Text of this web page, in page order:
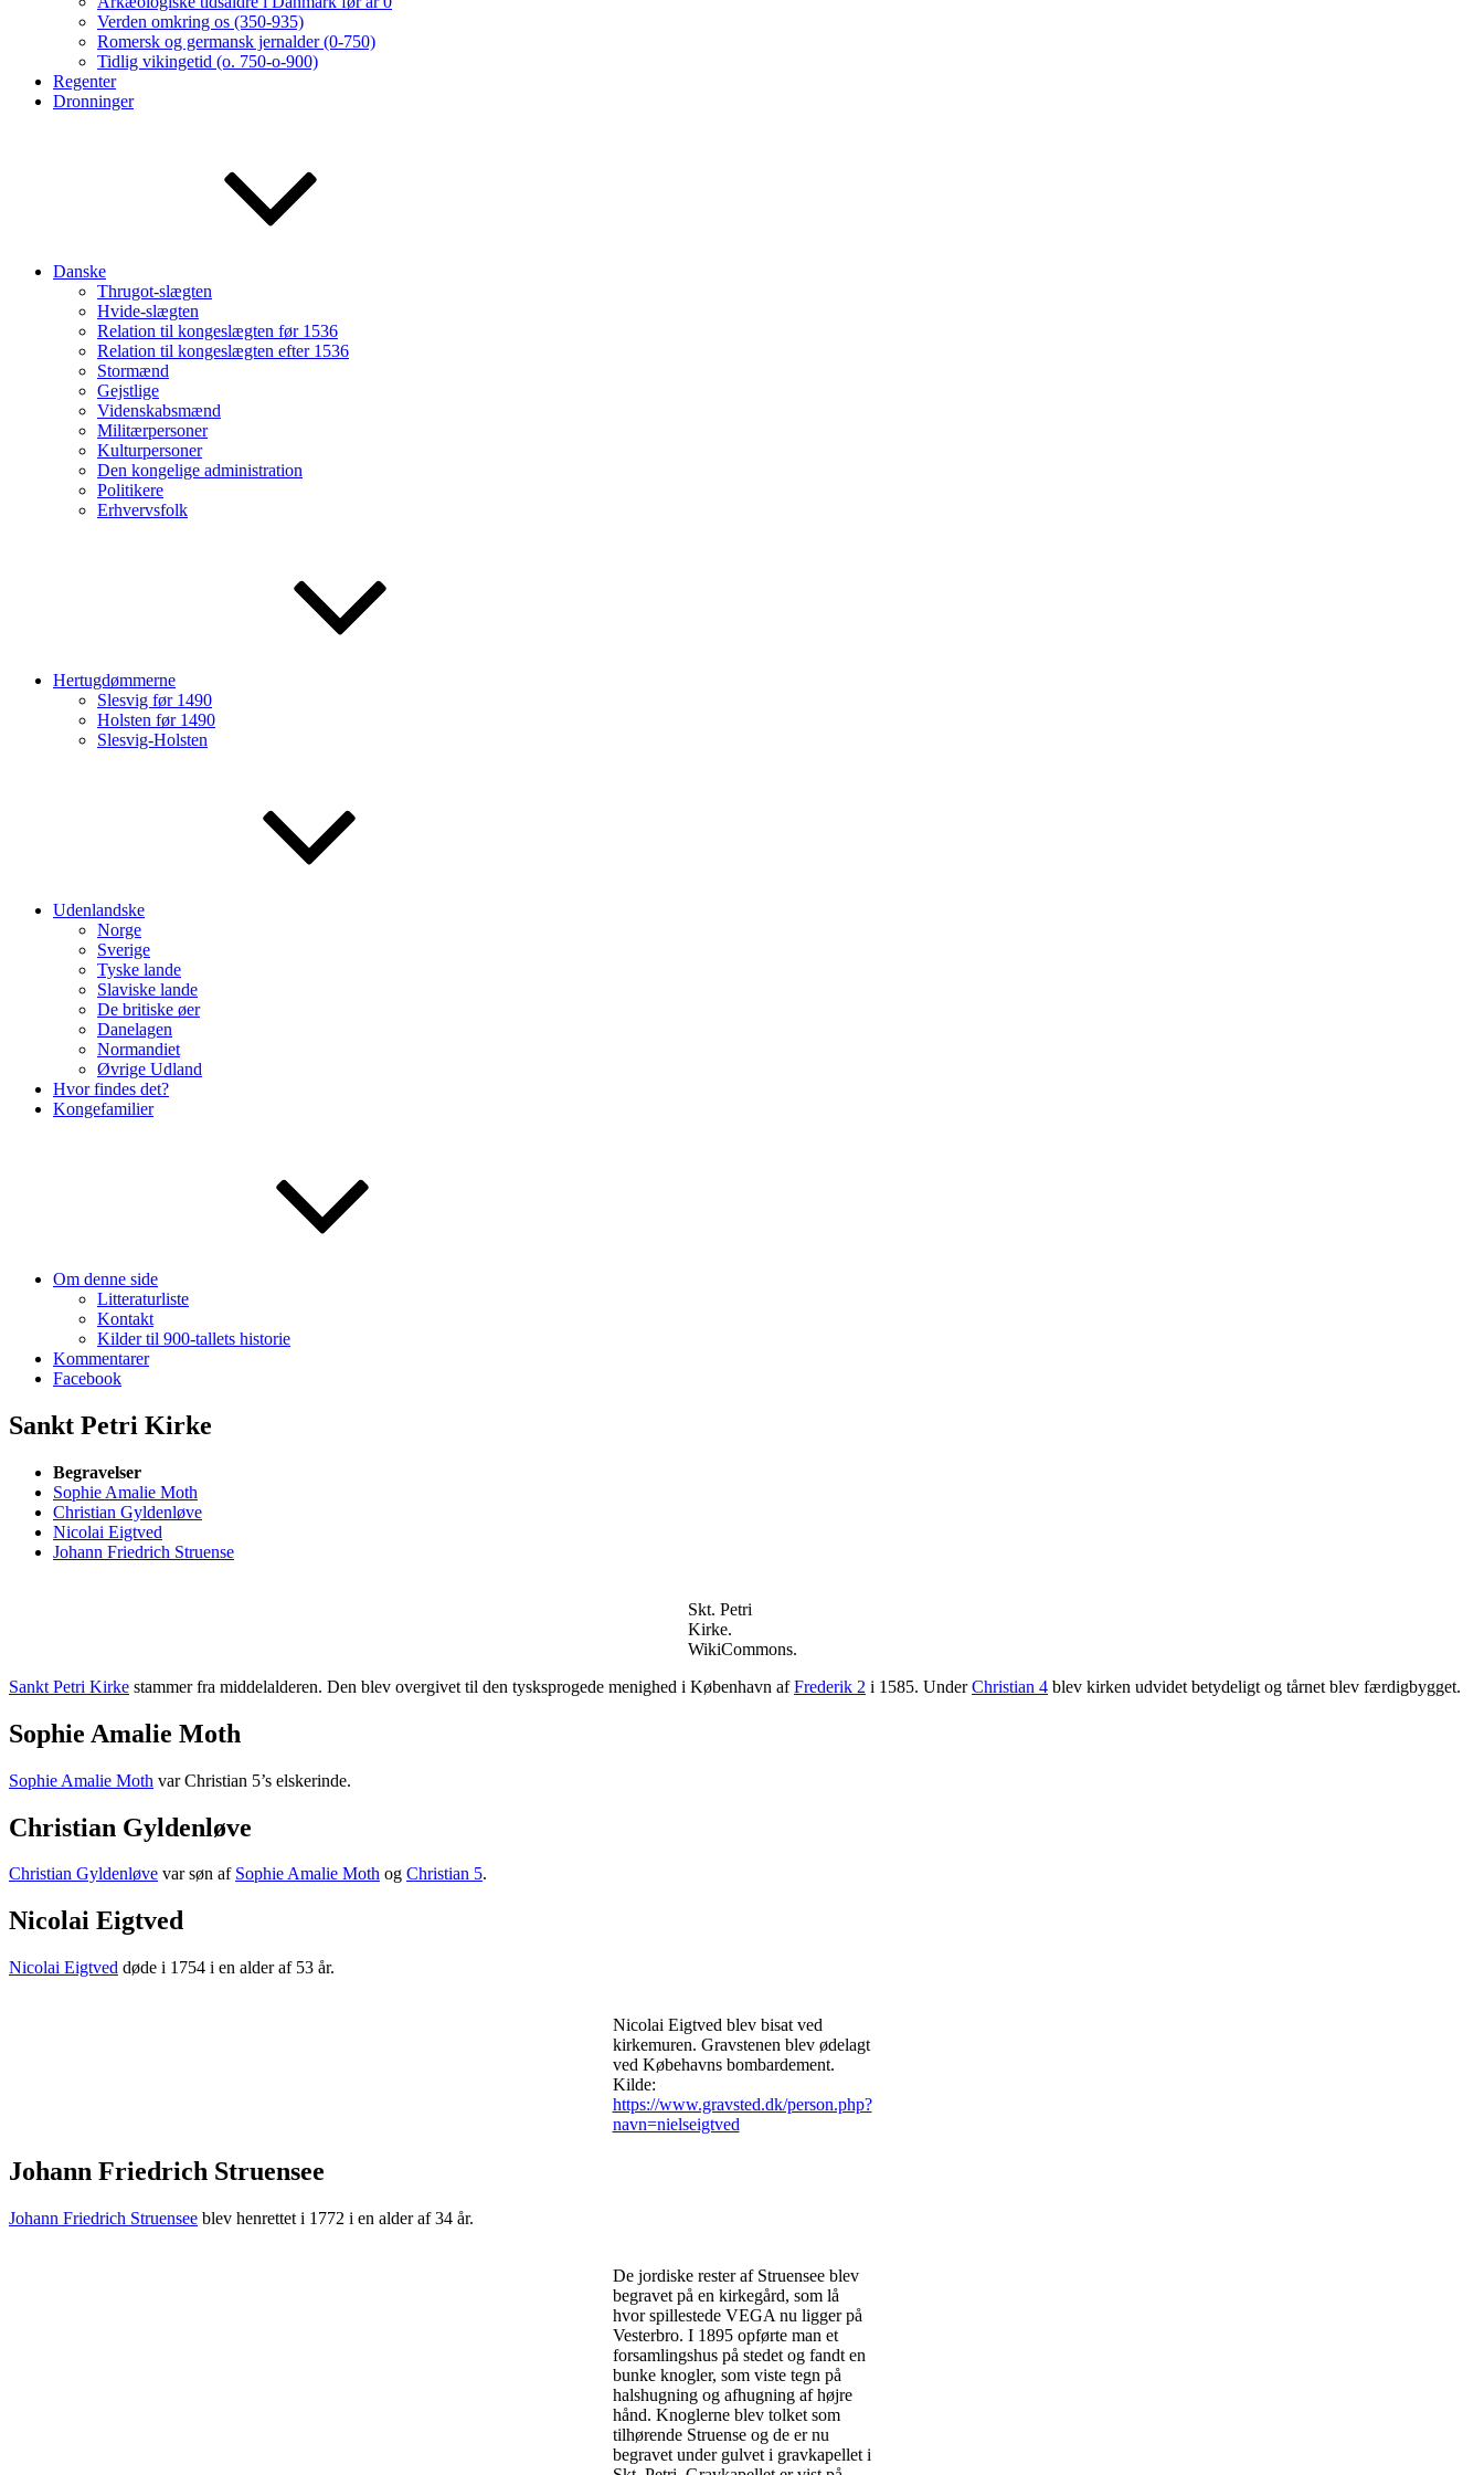
Verden omkring os (350-935)
Romersk og germansk jernalder (0-750)
Tidlig vikingetid (o. 750-o-900)
Regenter
Dronninger
Danske
Thrugot-slægten
Hvide-slægten
Relation til kongeslægten før 1536
Relation til kongeslægten efter 1536
Stormænd
Gejstlige
Videnskabsmænd
Militærpersoner
Kulturpersoner
Den kongelige administration
Politikere
Erhvervsfolk
Hertugdømmerne
Slesvig før 1490
Holsten før 1490
Slesvig-Holsten
Udenlandske
Norge
Sverige
Tyske lande
Slaviske lande
De britiske øer
Danelagen
Normandiet
Øvrige Udland
Hvor findes det?
Kongefamilier
Om denne side
Litteraturliste
Kontakt
Kilder til 900-tallets historie
Kommentarer
Facebook
Sankt Petri Kirke
Begravelser
Sophie Amalie Moth
Christian Gyldenløve
Nicolai Eigtved
Johann Friedrich Struense
Skt. Petri
Kirke.
WikiCommons.
Sankt Petri Kirke stammer fra middelalderen. Den blev overgivet til den tysksprogede menighed i København afFrederik 2 i 1585. UnderChristian 4 blev kirken udvidet betydeligt og tårnet blev færdigbygget.
Sophie Amalie Moth
Sophie Amalie Moth var Christian 5’s elskerinde.
Christian Gyldenløve
Christian Gyldenløve var søn af Sophie Amalie Moth og Christian 5.
Nicolai Eigtved
Nicolai Eigtved døde i 1754 i en alder af 53 år.
Nicolai Eigtved blev bisat ved
kirkemuren. Gravstenen blev ødelagt
ved Købehavns bombardement.
Kilde:
https://www.gravsted.dk/person.php?
navn=nielseigtved
Johann Friedrich Struensee
Johann Friedrich Struensee blev henrettet i 1772 i en alder af 34 år.
De jordiske rester af Struensee blev
begravet på en kirkegård, som lå
hvor spillestede VEGA nu ligger på
Vesterbro. I 1895 opførte man et
forsamlingshus på stedet og fandt en
bunke knogler, som viste tegn på
halshugning og afhugning af højre
hånd. Knoglerne blev tolket som
tilhørende Struense og de er nu
begravet under gulvet i gravkapellet i